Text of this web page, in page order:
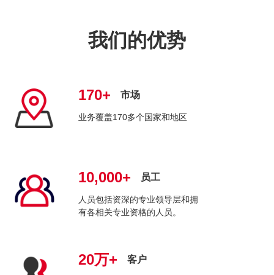
我们的优势
170+ 市场
业务覆盖170多个国家和地区
10,000+ 员工
人员包括资深的专业领导层和拥
有各相关专业资格的人员。
20万+ 客户